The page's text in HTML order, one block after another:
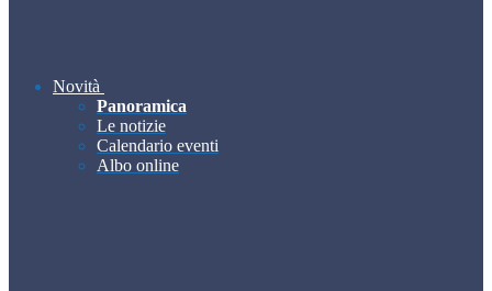
Novità
Panoramica
Le notizie
Calendario eventi
Albo online